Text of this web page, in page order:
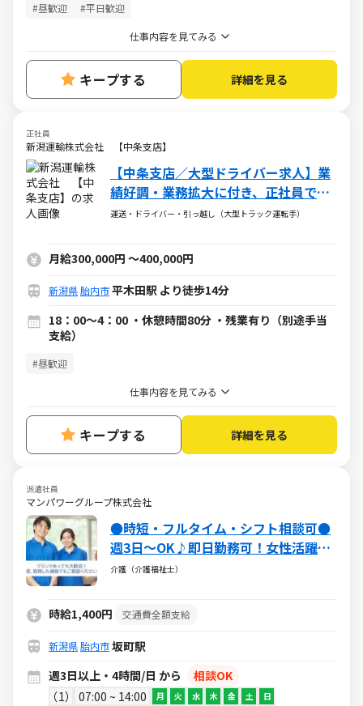
#昼歓迎 #平日歓迎
仕事内容を見てみる
キープする 詳細を見る
正社員
新潟運輸株式会社 【中条支店】
【中条支店／大型ドライバー求人】業
績好調・業務拡大に付き、正社員での
募集を推進中！
運送・ドライバー・引っ越し（大型トラック運転手）
月給300,000円 ～400,000円
新潟県胎内市平木田駅 より徒歩14分
18：00～4：00 ・休憩時間80分 ・残業有り（別途手当
支給）
#昼歓迎
仕事内容を見てみる
キープする 詳細を見る
派遣社員
マンパワーグループ株式会社
●時短・フルタイム・シフト相談可●
週3日～OK♪即日勤務可！女性活躍中
♪【派遣：介護福祉士】
介護（介護福祉士）
時給1,400円 交通費全額支給
新潟県胎内市坂町駅
週3日以上・4時間/日 から
相談OK
1
07:00 ~ 14:00 月 火 水 木 金 土 日